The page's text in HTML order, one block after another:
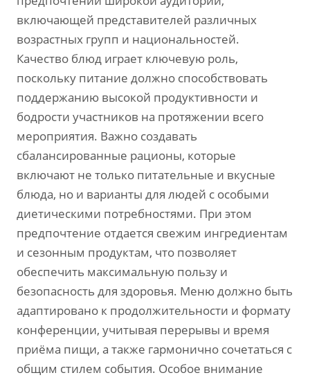
включающей представителей различных
возрастных групп и национальностей.
Качество блюд играет ключевую роль,
поскольку питание должно способствовать
поддержанию высокой продуктивности и
бодрости участников на протяжении всего
мероприятия. Важно создавать
сбалансированные рационы, которые
включают не только питательные и вкусные
блюда, но и варианты для людей с особыми
диетическими потребностями. При этом
предпочтение отдается свежим ингредиентам
и сезонным продуктам, что позволяет
обеспечить максимальную пользу и
безопасность для здоровья. Меню должно быть
адаптировано к продолжительности и формату
конференции, учитывая перерывы и время
приёма пищи, а также гармонично сочетаться с
общим стилем события. Особое внимание